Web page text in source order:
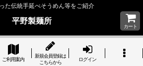
た伝統手延べそうめん等をご紹介
平野製麺所
カート
ご利用案内
新規会員登録は
こちらから
ログイン